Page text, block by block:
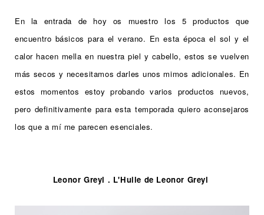
En la entrada de hoy os muestro los 5 productos que
encuentro básicos para el verano. En esta época el sol y el
calor hacen mella en nuestra piel y cabello, estos se vuelven
más secos y necesitamos darles unos mimos adicionales. En
estos momentos estoy probando varios productos nuevos,
pero definitivamente para esta temporada quiero aconsejaros
los que a mí me parecen esenciales.
Leonor Greyl . L'Huile de Leonor Greyl